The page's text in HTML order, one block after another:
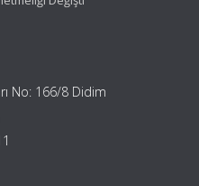
No: 166/8 Didim